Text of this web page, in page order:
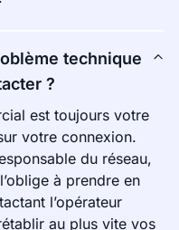
technique
?
est toujours votre
votre connexion.
du réseau,
à prendre en
l’opérateur
au plus vite vos